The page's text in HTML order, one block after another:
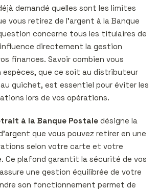
demandé quelles sont les limites
vous retirez de l’argent à la Banque
concerne tous les titulaires de
directement la gestion
finances. Savoir combien vous
espèces, que ce soit au distributeur
guichet, est essentiel pour éviter les
lors de vos opérations.
à la Banque Postale désigne la
que vous pouvez retirer en une
selon votre carte et votre
Ce plafond garantit la sécurité de vos
une gestion équilibrée de votre
son fonctionnement permet de